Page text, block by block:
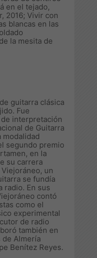
en el tejado,
, 2016; Vivir con
blancas en las
la mesita de
guitarra clásica
Fue
interpretación
de Guitarra
modalidad
segundo premio
en la
su carrera
Viejoráneo, un
se fundía
radio. En sus
contó
como el
experimental
de radio
también en
de Almería
Benítez Reyes.